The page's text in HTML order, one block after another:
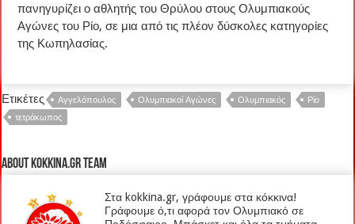
πανηγυρίζει ο αθλητής του Θρύλου στους Ολυμπιακούς
Αγώνες του Ρίο, σε μια από τις πλέον δύσκολες κατηγορίες
της Κωπηλασίας.
Ετικέτες Αγγελόπουλος Ολυμπιακοί Αγώνες Ολυμπιακός
Ρίο
τετράκωπος
About kokkina.gr TEAM
Στα kokkina.gr, γράφουμε στα κόκκινα!
Γράφουμε ό,τι αφορά τον Ολυμπιακό σε